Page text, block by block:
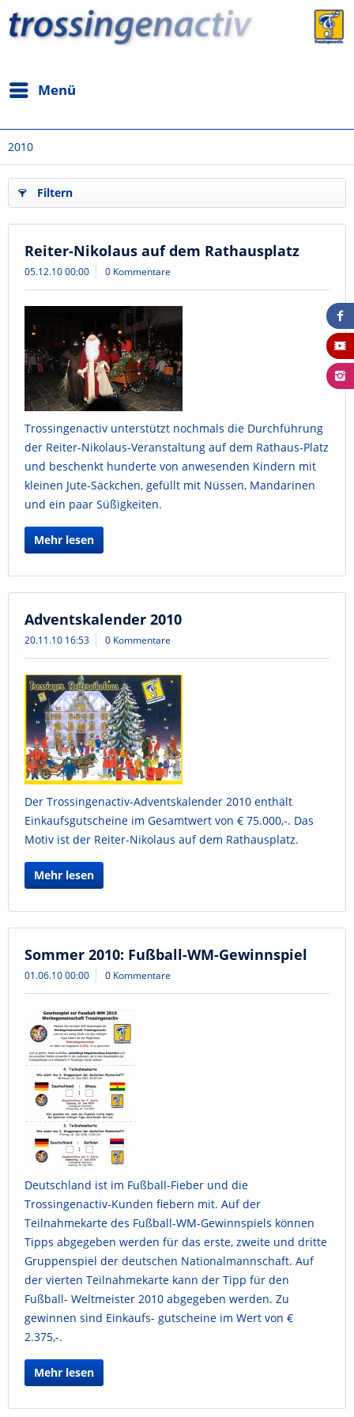
Menü
2010
Filtern
Reiter-Nikolaus auf dem Rathausplatz
05.12.10 00:00 0 Kommentare
Trossingenactiv unterstützt nochmals die Durchführung
der Reiter-Nikolaus-Veranstaltung auf dem Rathaus-Platz
und beschenkt hunderte von anwesenden Kindern mit
kleinen Jute-Säckchen, gefüllt mit Nüssen, Mandarinen
und ein paar Süßigkeiten.
Mehr lesen
Adventskalender 2010
20.11.10 16:53 0 Kommentare
Der Trossingenactiv-Adventskalender 2010 enthält
Einkaufsgutscheine im Gesamtwert von € 75.000,-. Das
Motiv ist der Reiter-Nikolaus auf dem Rathausplatz.
Mehr lesen
Sommer 2010: Fußball-WM-Gewinnspiel
01.06.10 00:00 0 Kommentare
Deutschland ist im Fußball-Fieber und die
Trossingenactiv-Kunden fiebern mit. Auf der
Teilnahmekarte des Fußball-WM-Gewinnspiels können
Tipps abgegeben werden für das erste, zweite und dritte
Gruppenspiel der deutschen Nationalmannschaft. Auf
der vierten Teilnahmekarte kann der Tipp für den
Fußball- Weltmeister 2010 abgegeben werden. Zu
gewinnen sind Einkaufs- gutscheine im Wert von €
2.375,-.
Mehr lesen